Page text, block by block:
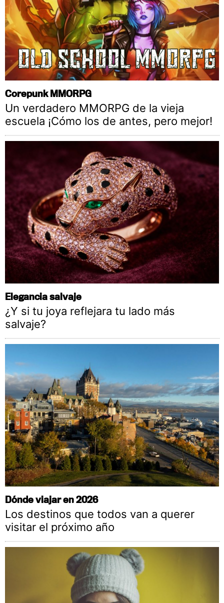
Corepunk MMORPG
Un verdadero MMORPG de la vieja
escuela ¡Cómo los de antes, pero mejor!
Elegancia salvaje
¿Y si tu joya reflejara tu lado más
salvaje?
Dónde viajar en 2026
Los destinos que todos van a querer
visitar el próximo año